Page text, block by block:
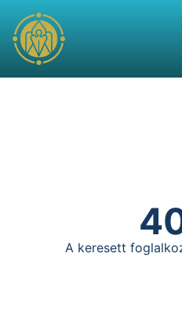
A keresett